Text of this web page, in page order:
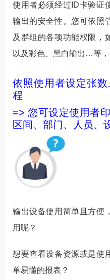
使用者必须经过ID卡验证
输出的安全性。您可依照
及群组的各项功能权限，
以及彩色、黑白输出…等，
依照使用者设定张
程
=> 您可设定使用者
区间、部门、人员、
输出设备使用简单且方便
用呢？
想要查看设备资源或是使
单易懂的报表？